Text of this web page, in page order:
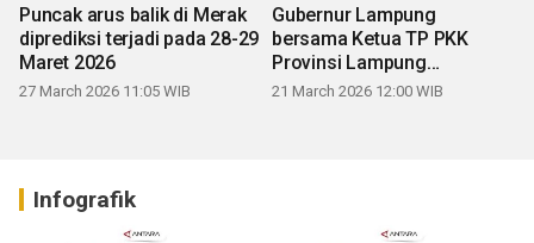
Puncak arus balik di Merak
diprediksi terjadi pada 28-29
Maret 2026
27 March 2026 11:05 WIB
Gubernur Lampung
bersama Ketua TP PKK
Provinsi Lampung
mengucapkan Selamat Hari
21 March 2026 12:00 WIB
Infografik